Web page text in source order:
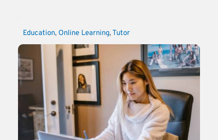
Education, Online Learning, Tutor